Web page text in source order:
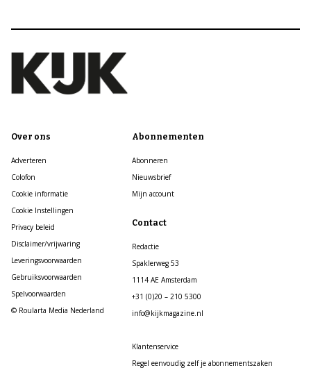
Over ons
Adverteren
Colofon
Cookie informatie
Cookie Instellingen
Privacy beleid
Disclaimer/vrijwaring
Leveringsvoorwaarden
Gebruiksvoorwaarden
Spelvoorwaarden
© Roularta Media Nederland
Abonnementen
Abonneren
Nieuwsbrief
Mijn account
Contact
Redactie
Spaklerweg 53
1114 AE Amsterdam
+31 (0)20 – 210 5300
info@kijkmagazine.nl
Klantenservice
Regel eenvoudig zelf je abonnementszaken